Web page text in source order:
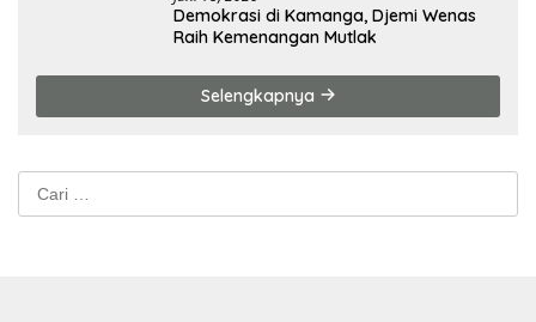
Demokrasi di Kamanga, Djemi Wenas
Raih Kemenangan Mutlak
Selengkapnya